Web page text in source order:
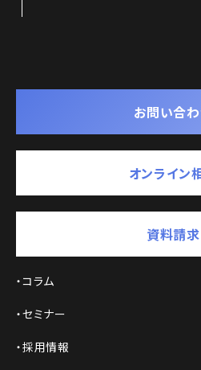
お問い合
オンライン
資料請求
コラム
セミナー
採用情報